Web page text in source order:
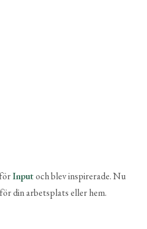
Inputoch blev inspirerade. Nu
din arbetsplats eller hem.